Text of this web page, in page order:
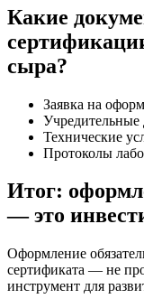
Какие
сыра?
Заявка на
Технические
Протоколы
Итог:
— это
Оформление
сертификата — не
инструмент для